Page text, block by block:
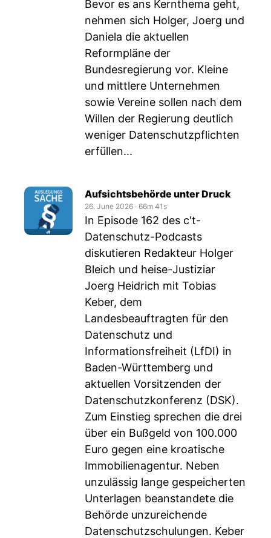
Bevor es ans Kernthema geht,
nehmen sich Holger, Joerg und
Daniela die aktuellen
Reformpläne der
Bundesregierung vor. Kleine
und mittlere Unternehmen
sowie Vereine sollen nach dem
Willen der Regierung deutlich
weniger Datenschutzpflichten
erfüllen...
Aufsichtsbehörde unter Druck
26. June 2026 ‧ 66m 41s
In Episode 162 des c't-
Datenschutz-Podcasts
diskutieren Redakteur Holger
Bleich und heise-Justiziar
Joerg Heidrich mit Tobias
Keber, dem
Landesbeauftragten für den
Datenschutz und
Informationsfreiheit (LfDI) in
Baden-Württemberg und
aktuellen Vorsitzenden der
Datenschutzkonferenz (DSK).
Zum Einstieg sprechen die drei
über ein Bußgeld von 100.000
Euro gegen eine kroatische
Immobilienagentur. Neben
unzulässig lange gespeicherten
Unterlagen beanstandete die
Behörde unzureichende
Datenschutzschulungen. Keber